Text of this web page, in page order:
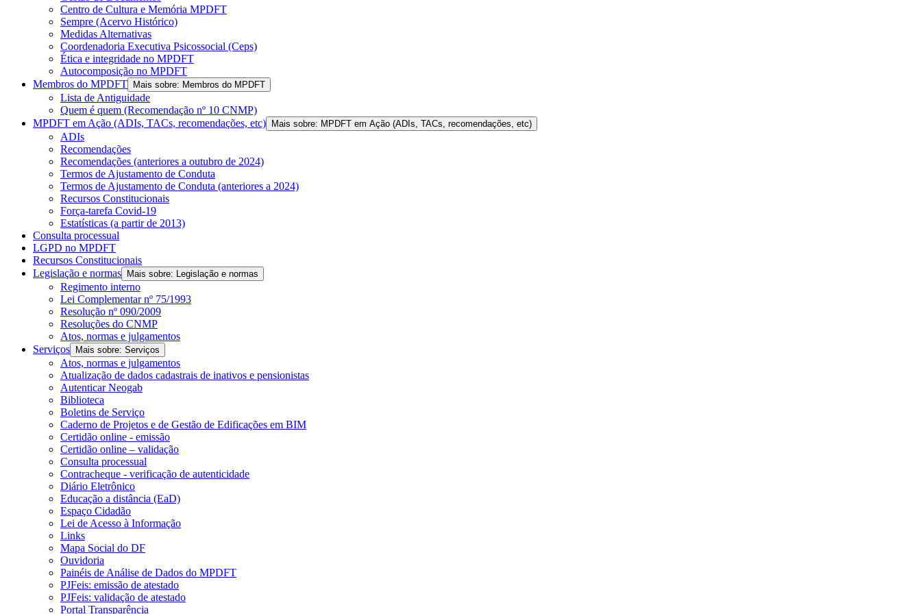
Centro de Cultura e Memória MPDFT
Sempre (Acervo Histórico)
Medidas Alternativas
Coordenadoria Executiva Psicossocial (Ceps)
Ética e integridade no MPDFT
Autocomposição no MPDFT
Membros do MPDFT
Mais sobre: Membros do MPDFT
Lista de Antiguidade
Quem é quem (Recomendação nº 10 CNMP)
MPDFT em Ação (ADIs, TACs, recomendações, etc)
Mais sobre: MPDFT em Ação (ADIs, TACs, recomendações, etc)
ADIs
Recomendações
Recomendações (anteriores a outubro de 2024)
Termos de Ajustamento de Conduta
Termos de Ajustamento de Conduta (anteriores a 2024)
Recursos Constitucionais
Força-tarefa Covid-19
Estatísticas (a partir de 2013)
Consulta processual
LGPD no MPDFT
Recursos Constitucionais
Legislação e normas
Mais sobre: Legislação e normas
Regimento interno
Lei Complementar nº 75/1993
Resolução nº 090/2009
Resoluções do CNMP
Atos, normas e julgamentos
Serviços
Mais sobre: Serviços
Atos, normas e julgamentos
Atualização de dados cadastrais de inativos e pensionistas
Autenticar Neogab
Biblioteca
Boletins de Serviço
Caderno de Projetos e de Gestão de Edificações em BIM
Certidão online - emissão
Certidão online – validação
Consulta processual
Contracheque - verificação de autenticidade
Diário Eletrônico
Educação a distância (EaD)
Espaço Cidadão
Lei de Acesso à Informação
Links
Mapa Social do DF
Ouvidoria
Painéis de Análise de Dados do MPDFT
PJFeis: emissão de atestado
PJFeis: validação de atestado
Portal Transparência